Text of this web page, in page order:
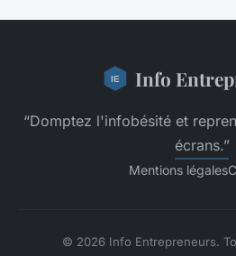
Info
“Domptez l'infobésité et
écrans.”
Mentions légales
© 2026 Info Entrepreneurs.